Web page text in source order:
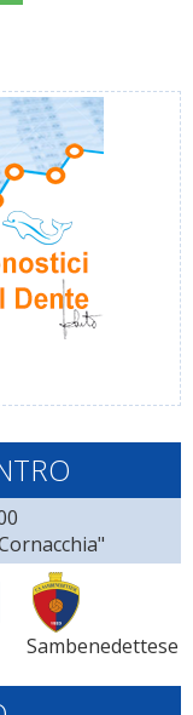
Sambenedettese